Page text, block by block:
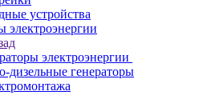
устройства
электроэнергии
электроэнергии
дизельные генераторы